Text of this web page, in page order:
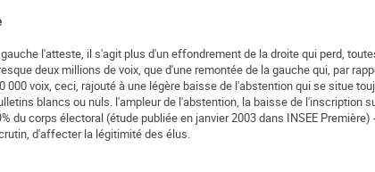
l'atteste, il s'agit plus d'un effondrement de la droite qui perd,
deux millions de voix, que d'une remontée de la gauche qui, par
voix, ceci, rajouté à une légère baisse de l'abstention qui se situe
blancs ou nuls. l'ampleur de l'abstention, la baisse de l'inscription
du corps électoral (étude publiée en janvier 2003 dans INSEE
d'affecter la légitimité des élus.